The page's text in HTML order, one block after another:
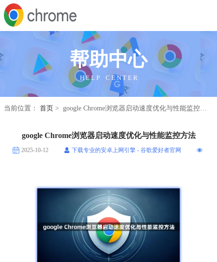
帮助中心
H E L P C E N T E R
当前位置： 首页 > google Chrome浏览器启动速度优化与性能监控方法
google Chrome浏览器启动速度优化与性能监控方法
2025-10-12 下载专业的安卓上网引擎 - 谷歌爱好者官网